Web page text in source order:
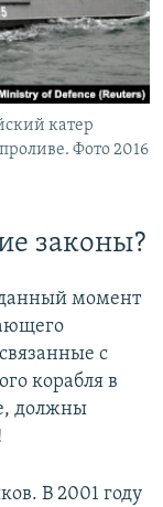
катер
Фото 2016
законы?
момент
с
корабля в
должны
В 2001 году